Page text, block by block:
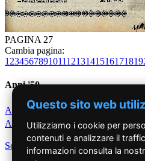
PAGINA 27
Cambia pagina:
1 2345678910111213141516171819
Anni '50
Anno1950Anno1951 Anno
Anno 1955Anno1956 Anno
Scegli per decennio
Questo sito web
Utilizziamo i cookie per
contenuti e analizzare il
informazioni consulta la